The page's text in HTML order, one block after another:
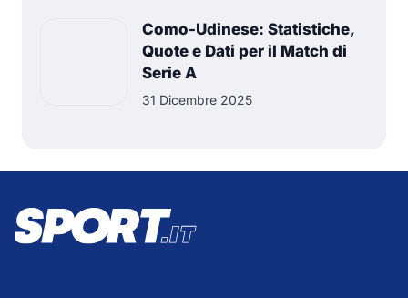
Como-Udinese: Statistiche,
Quote e Dati per il Match di
Serie A
31 Dicembre 2025